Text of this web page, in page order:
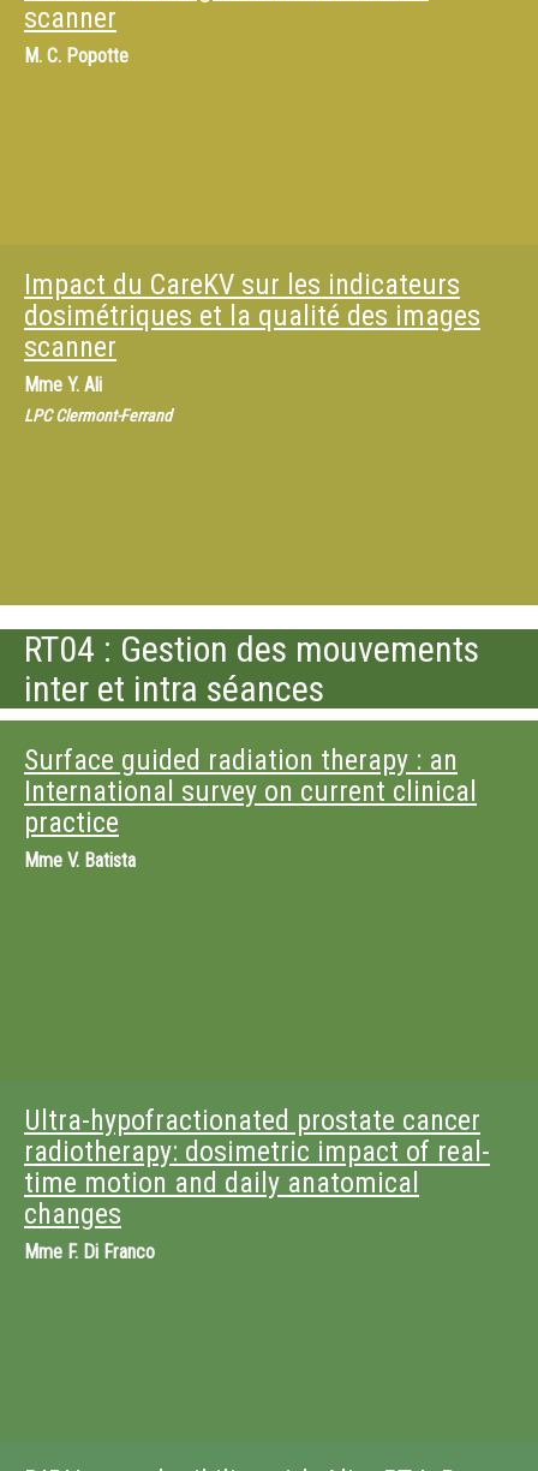
scanner
M. C. Popotte
Impact du CareKV sur les indicateurs
dosimétriques et la qualité des images
scanner
Mme Y. Ali
LPC Clermont-Ferrand
RT04 : Gestion des mouvements
inter et intra séances
Surface guided radiation therapy : an
International survey on current clinical
practice
Mme V. Batista
Ultra-hypofractionated prostate cancer
radiotherapy: dosimetric impact of real-
time motion and daily anatomical
changes
Mme F. Di Franco